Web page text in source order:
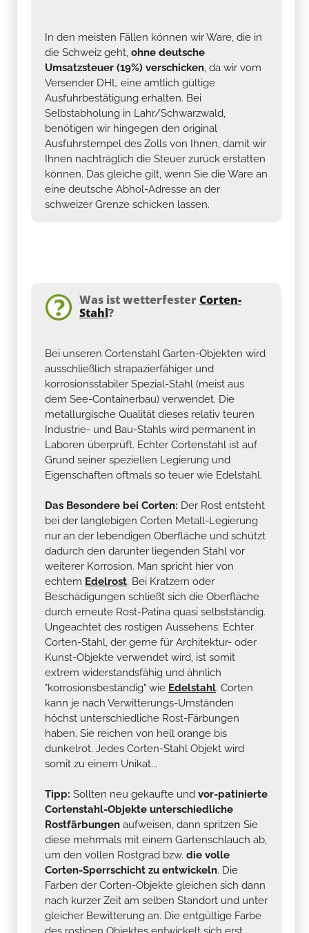
In den meisten Fällen können wir Ware, die in
die Schweiz geht, ohne deutsche
Umsatzsteuer (19%) verschicken, da wir vom
Versender DHL eine amtlich gültige
Ausfuhrbestätigung erhalten. Bei
Selbstabholung in Lahr/Schwarzwald,
benötigen wir hingegen den original
Ausfuhrstempel des Zolls von Ihnen, damit wir
Ihnen nachträglich die Steuer zurück erstatten
können. Das gleiche gilt, wenn Sie die Ware an
eine deutsche Abhol-Adresse an der
schweizer Grenze schicken lassen.
Was ist wetterfesterCorten-
Stahl?
Bei unseren Cortenstahl Garten-Objekten wird
ausschließlich strapazierfähiger und
korrosionsstabiler Spezial-Stahl (meist aus
dem See-Containerbau) verwendet. Die
metallurgische Qualität dieses relativ teuren
Industrie- und Bau-Stahls wird permanent in
Laboren überprüft. Echter Cortenstahl ist auf
Grund seiner speziellen Legierung und
Eigenschaften oftmals so teuer wie Edelstahl.
Das Besondere bei Corten: Der Rost entsteht
bei der langlebigen Corten Metall-Legierung
nur an der lebendigen Oberfläche und schützt
dadurch den darunter liegenden Stahl vor
weiterer Korrosion. Man spricht hier von
echtem Edelrost. Bei Kratzern oder
Beschädigungen schließt sich die Oberfläche
durch erneute Rost-Patina quasi selbstständig.
Ungeachtet des rostigen Aussehens: Echter
Corten-Stahl, der gerne für Architektur- oder
Kunst-Objekte verwendet wird, ist somit
extrem widerstandsfähig und ähnlich
"korrosionsbeständig" wie Edelstahl. Corten
kann je nach Verwitterungs-Umständen
höchst unterschiedliche Rost-Färbungen
haben. Sie reichen von hell orange bis
dunkelrot. Jedes Corten-Stahl Objekt wird
somit zu einem Unikat...
Tipp: Sollten neu gekaufte und vor-patinierte
Cortenstahl-Objekte unterschiedliche
Rostfärbungen aufweisen, dann spritzen Sie
diese mehrmals mit einem Gartenschlauch ab,
um den vollen Rostgrad bzw. die volle
Corten-Sperrschicht zu entwickeln. Die
Farben der Corten-Objekte gleichen sich dann
nach kurzer Zeit am selben Standort und unter
gleicher Bewitterung an. Die entgültige Farbe